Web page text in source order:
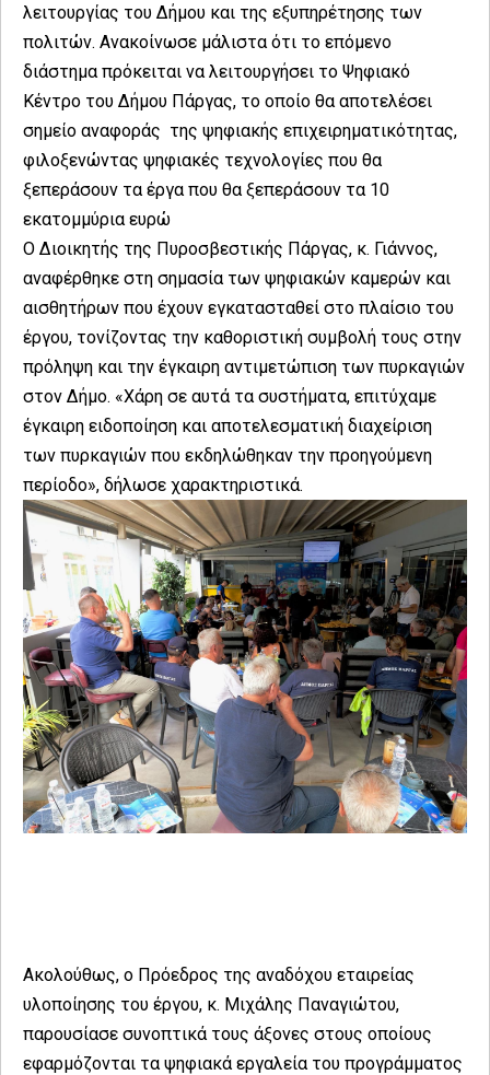
λειτουργίας του Δήμου και της εξυπηρέτησης των
πολιτών. Ανακοίνωσε μάλιστα ότι το επόμενο
διάστημα πρόκειται να λειτουργήσει το Ψηφιακό
Κέντρο του Δήμου Πάργας, το οποίο θα αποτελέσει
σημείο αναφοράς της ψηφιακής επιχειρηματικότητας,
φιλοξενώντας ψηφιακές τεχνολογίες που θα
ξεπεράσουν τα έργα που θα ξεπεράσουν τα 10
εκατομμύρια ευρώ
Ο Διοικητής της Πυροσβεστικής Πάργας, κ. Γιάννος,
αναφέρθηκε στη σημασία των ψηφιακών καμερών και
αισθητήρων που έχουν εγκατασταθεί στο πλαίσιο του
έργου, τονίζοντας την καθοριστική συμβολή τους στην
πρόληψη και την έγκαιρη αντιμετώπιση των πυρκαγιών
στον Δήμο. «Χάρη σε αυτά τα συστήματα, επιτύχαμε
έγκαιρη ειδοποίηση και αποτελεσματική διαχείριση
των πυρκαγιών που εκδηλώθηκαν την προηγούμενη
περίοδο», δήλωσε χαρακτηριστικά.
Ακολούθως, ο Πρόεδρος της αναδόχου εταιρείας
υλοποίησης του έργου, κ. Μιχάλης Παναγιώτου,
παρουσίασε συνοπτικά τους άξονες στους οποίους
εφαρμόζονται τα ψηφιακά εργαλεία του προγράμματος